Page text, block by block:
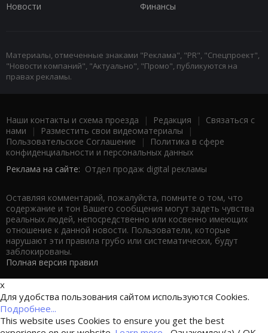
Новости
Финансы
Материалы, отмеченные знаками "Реклама", "PR", "Спецпроект",
"Новости компаний", "Актуально", "Промо", публикуются на
правах рекламы.
Наши контакты и схема проезда | Редакция | Связаться с
нами | Разместить свои видеоматериалы |
Пользовательское Соглашение |
Политика в сфере
конфиденциальности и персональных данных
Реклама на сайте: Отдел продаж digital рекламы
Оставляя комментарий, пожалуйста, помните о том, что
содержание и тон Вашего сообщения могут задеть чувства
реальных людей, непосредственно или косвенно имеющих
отношение к данной новости. Пользователи, которые
нарушают эти правила грубо или систематически, будут
заблокированы.
Полная версия правил
x
Для удобства пользования сайтом используются Cookies.
Подробнее...
This website uses Cookies to ensure you get the best